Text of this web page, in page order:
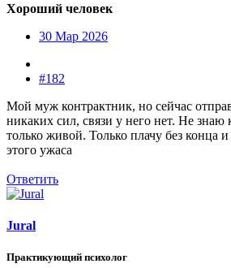
Хороший человек
30 Мар 2026
#182
Мой муж контрактник, но сейчас
никаких сил, связи у него нет. Не знаю
только живой. Только плачу без конца
этого ужаса
Ответить
Jural
Практикующий психолог